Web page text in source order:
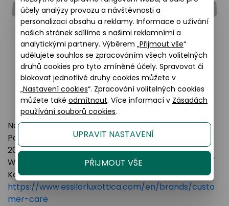
Název výrobce: LUXOTTICA GROUP
Poštovní adresa: Piazzale Luigi Cadorna 3 Milano,
20123 Italy
Webové stránky:
https://www.essilorluxottica.com/
Kontakt:
https://www.essilorluxottica.com/en/brands/custo
mer-care
účely analýzy provozu a návštěvnosti a
personalizaci obsahu a reklamy. Informace o užívání
našich stránek sdílíme s našimi reklamními a
analytickými partnery. Výběrem „Přijmout vše“
udělujete souhlas se zpracováním všech volitelných
druhů cookies pro tyto zmíněné účely. Spravovat či
blokovat jednotlivé druhy cookies můžete v
„Nastavení cookies“. Zpracování volitelných cookies
můžete také odmítnout. Více informací v Zásadách
používání souborů cookies.
UPRAVIT NASTAVENÍ
PŘIJMOUT VŠE